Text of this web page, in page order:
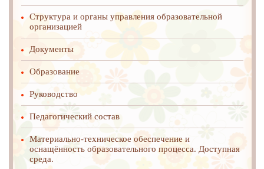
Структура и органы управления образовательной
организацией
Документы
Образование
Руководство
Педагогический состав
Материально-техническое обеспечение и
оснащённость образовательного процесса. Доступная
среда.